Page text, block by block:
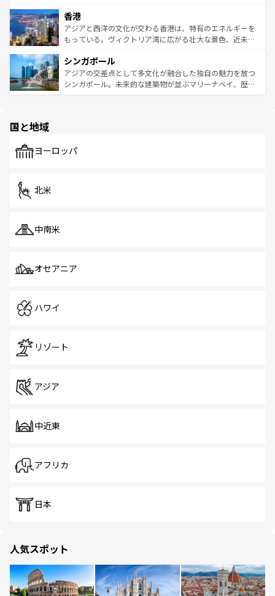
とつ。フォーやバインミー、ベトナムコーヒーなどは、ぜ
ひ現地で味わいたい。どの地域を訪れてもあたたかい人々
が旅行者を迎えてくれるので、きっと忘れられない旅にな
参照してほしい。
の活気が交差している。北部ではチェンマイなどの山岳地
帯で自然と触れ合い、南部ではプーケットやクラビの美し
いビーチでリゾート気分を楽しむことができる。タイ料理
激する。気候は一年中温暖で、どの季節にも異なる楽しみ
が待っている。親しみやすいタイの人々、仏教を中心とし
た文化、そして多様な観光資源が、訪れる旅人を魅了し続
香港
アジアと西洋の文化が交わる香港は、特有のエネルギーを
もっている。ヴィクトリア湾に広がる壮大な景色、近未来
み、どこを訪れても感動するはず。観光スポットが密集し
ており、効率よく見どころを回れるのも魅力。息をのむよ
うな絶景から文化的な体験まで、香港を存分に楽しみ尽く
シンガポール
アジアの交差点として多文化が融合した独自の魅力を放つ
シンガポール。未来的な建築物が並ぶマリーナベイ、歴史
で、ホーカーズは地元の風情を楽しめる外せないスポット
国と地域
ヨーロッパ
北米
中南米
オセアニア
ハワイ
リゾート
アジア
中近東
アフリカ
日本
人気スポット